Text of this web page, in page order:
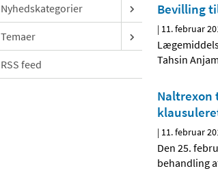
Nyhedskategorier
Temaer
RSS feed
Bevilling
| 11. februar
Tahsin
| 11. februar
Den 25.
behandling